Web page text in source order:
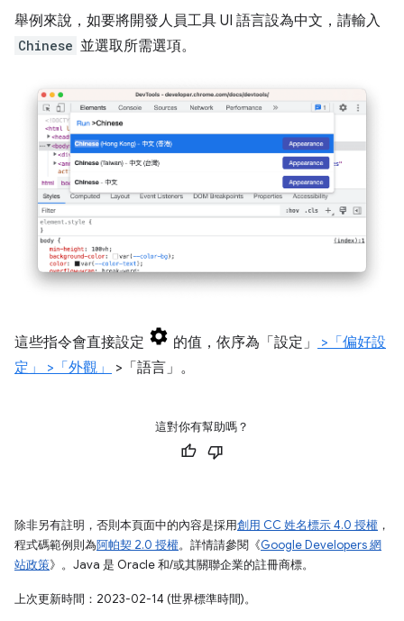
舉例來說，如要將開發人員工具 UI 語言設為中文，請輸入
Chinese 並選取所需選項。
這些指令會直接設定 的值，依序為「設定」
>「偏好設
定」
>「外觀」 >「語言」。
這對你有幫助嗎？
除非另有註明，否則本頁面中的內容是採用創用 CC 姓名標示 4.0 授權 ，
程式碼範例則為阿帕契 2.0 授權。詳情請參閱《Google Developers 網
站政策》。Java 是 Oracle 和/或其關聯企業的註冊商標。
上次更新時間：2023-02-14 (世界標準時間)。